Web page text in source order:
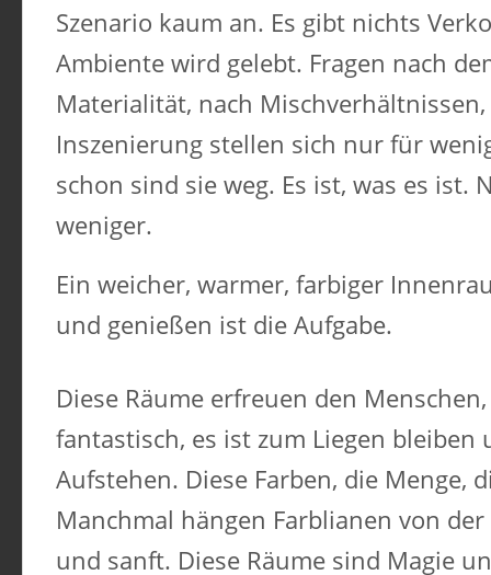
Szenario kaum an. Es gibt nichts
Ambiente wird gelebt. Fragen nach
Materialität, nach
Inszenierung stellen sich nur für
schon sind sie weg. Es ist, was es ist.
weniger.
Ein weicher, warmer, farbiger
und genießen ist die Aufgabe.
Diese Räume erfreuen den
fantastisch, es ist zum Liegen
Aufstehen. Diese Farben, die Menge,
Manchmal hängen Farblianen von
und sanft. Diese Räume sind Magie